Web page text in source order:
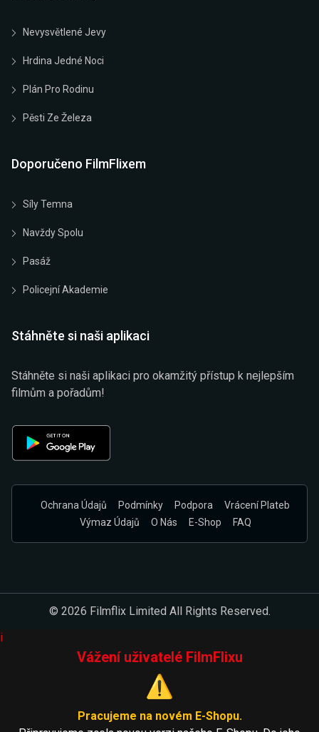
Nevysvětlené Jevy
Hrdina Jedné Noci
Plán Pro Rodinu
Pěsti Ze Železa
Doporučeno FilmFlixem
Síly Temna
Navždy Spolu
Pasáž
Policejní Akademie
Stáhněte si naši aplikaci
Stáhněte si naši aplikaci pro okamžitý přístup k nejlepším
filmům a pořadům!
Ochrana Údajů Podmínky Podpora
Vrácení Plateb
Výmaz Údajů
O Nás E-Shop FAQ
© 2026 Filmflix Limited All Rights Reserved.
i
Vážení uživatelé FilmFlixu
⚠️
Pracujeme na novém E-Shopu.